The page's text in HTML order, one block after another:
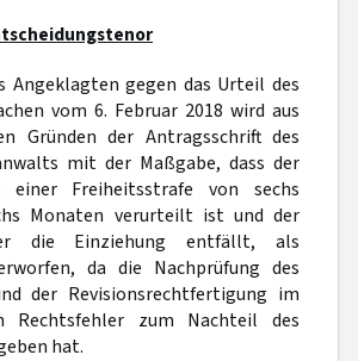
Angeklagten gegen das Urteil des
vom 6. Februar 2018 wird aus
Gründen der Antragsschrift des
mit der Maßgabe, dass der
einer Freiheitsstrafe von sechs
Monaten verurteilt ist und der
die Einziehung entfällt, als
da die Nachprüfung des
der Revisionsrechtfertigung im
Rechtsfehler zum Nachteil des
hat.